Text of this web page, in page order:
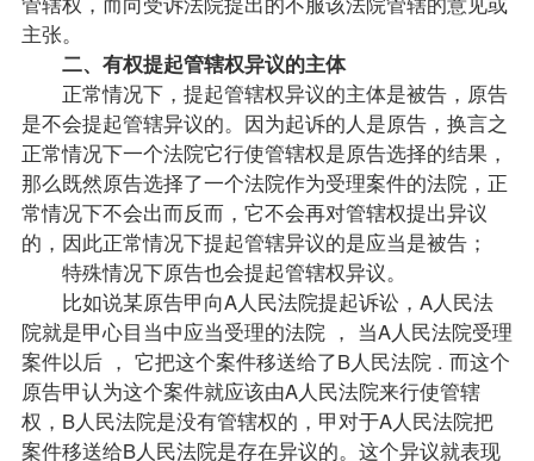
主张。
二、有权提起管辖权异议的主体
正常情况下，提起管辖权异议的主体是被告，原告
是不会提起管辖异议的。因为起诉的人是原告，换言之
正常情况下一个法院它行使管辖权是原告选择的结果，
那么既然原告选择了一个法院作为受理案件的法院，正
常情况下不会出而反而，它不会再对管辖权提出异议
的，因此正常情况下提起管辖异议的是应当是被告；
特殊情况下原告也会提起管辖权异议。
比如说某原告甲向A人民法院提起诉讼，A人民法
院就是甲心目当中应当受理的法院 ， 当A人民法院受理
案件以后 ， 它把这个案件移送给了B人民法院 . 而这个
原告甲认为这个案件就应该由A人民法院来行使管辖
权，B人民法院是没有管辖权的，甲对于A人民法院把
案件移送给B人民法院是存在异议的。这个异议就表现